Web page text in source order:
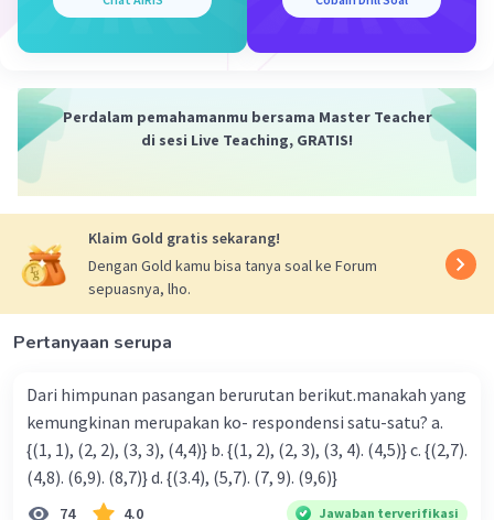
Perdalam pemahamanmu bersama Master Teacher
di sesi Live Teaching, GRATIS!
Klaim Gold gratis sekarang!
Dengan Gold kamu bisa tanya soal ke Forum
sepuasnya, lho.
Pertanyaan serupa
Dari himpunan pasangan berurutan berikut.manakah yang
kemungkinan merupakan ko- respondensi satu-satu? a.
{(1, 1), (2, 2), (3, 3), (4,4)} b. {(1, 2), (2, 3), (3, 4). (4,5)} c. {(2,7).
(4,8). (6,9). (8,7)} d. {(3.4), (5,7). (7, 9). (9,6)}
74 4.0 Jawaban terverifikasi